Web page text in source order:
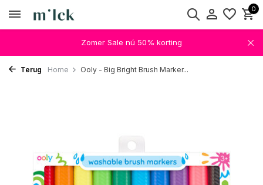
0
Zomer Sale nú 50% korting
Terug Home Ooly - Big Bright Brush Marker...